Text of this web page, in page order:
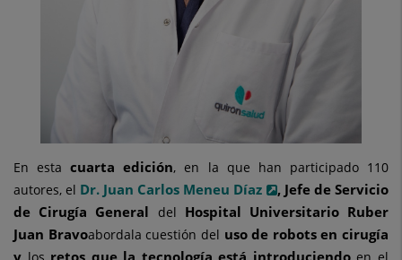
En estacuarta edición, en la que han participado 110
autores, el Dr. Juan Carlos Meneu Díaz
, Jefe de Servicio
de Cirugía General del Hospital Universitario Ruber
Juan Bravoabordala cuestión del uso de robots en cirugía